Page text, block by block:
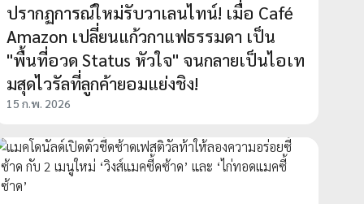
ปรากฏการณ์ใหม่รับวาเลนไทน์! เมื่อ Café
Amazon เปลี่ยนแก้วกาแฟธรรมดา เป็น
"พื้นที่อวด Status หัวใจ" จนกลายเป็นไอเท
มสุดไวรัลที่ลูกค้ายอมแย่งชิง!
15 ก.พ. 2026